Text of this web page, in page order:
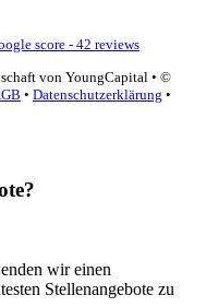
score - 42 reviews
von YoungCapital • ©
• Datenschutzerklärung •
wir einen
Stellenangebote zu